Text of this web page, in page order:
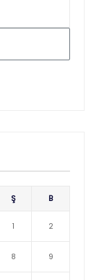
Ş B
1 2
8 9